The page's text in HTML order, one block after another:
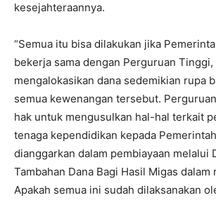
kesejahteraannya.
“Semua itu bisa dilakukan jika
bekerja sama dengan Perguruan
mengalokasikan dana sedemikian rupa
semua kewenangan tersebut.
hak untuk mengusulkan hal-hal terkait
tenaga kependidikan kepada
dianggarkan dalam pembiayaan melalui
Tambahan Dana Bagi Hasil Migas dalam
Apakah semua ini sudah dilaksanakan